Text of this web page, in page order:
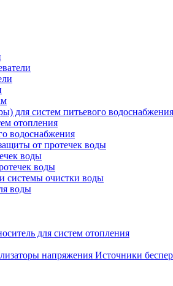
для систем питьевого водоснабжения
отопления
водоснабжения
от протечек воды
воды
воды
системы очистки воды
воды
для систем отопления
Источники